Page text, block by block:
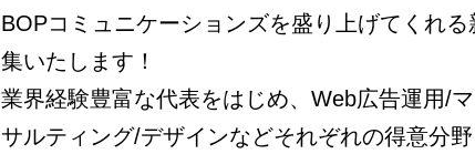
BOPコミュニケーションズを盛り上げてくれ
集いたします！
業界経験豊富な代表をはじめ、Web広告運用/
サルティング/デザインなどそれぞれの得意分